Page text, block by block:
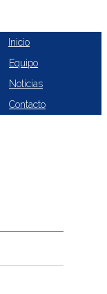
Inicio
Equipo
Noticias
Contacto